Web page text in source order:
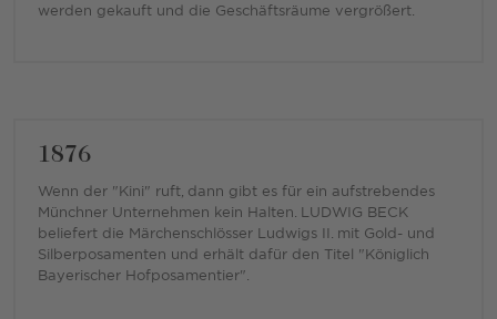
werden gekauft und die Geschäftsräume vergrößert.
1876
Wenn der "Kini" ruft, dann gibt es für ein aufstrebendes
Münchner Unternehmen kein Halten. LUDWIG BECK
beliefert die Märchenschlösser Ludwigs II. mit Gold- und
Silberposamenten und erhält dafür den Titel "Königlich
Bayerischer Hofposamentier".